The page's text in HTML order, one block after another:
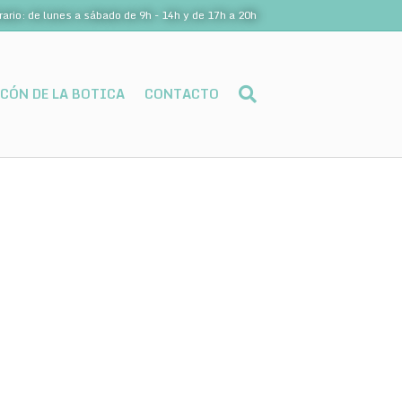
de lunes a sábado de 9h - 14h y de 17h a 20h
DE LA BOTICA CONTACTO